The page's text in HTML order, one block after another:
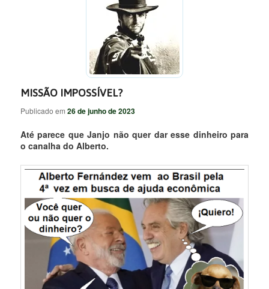
MISSÃO IMPOSSÍVEL?
Publicado em26 de junho de 2023
Até parece que Janjo não quer dar esse dinheiro para
o canalha do Alberto.